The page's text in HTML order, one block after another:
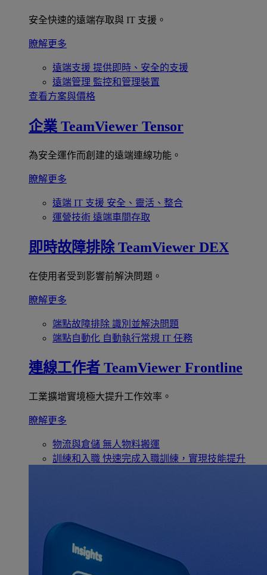
安全快速的遠端存取與 IT 支援。
瞭解更多
遠端支援 提供即時、安全的支援
遠端管理 監控和管理裝置
查看方案與價格
企業 TeamViewer Tensor
為安全運作而創建的遠端連線功能。
瞭解更多
遠端 IT 支援 安全、靈活、整合
運營技術 遠端車間存取
即時故障排除 TeamViewer DEX
在使用者受到影響前解決問題。
瞭解更多
端點故障排除 識別並解決問題
端點自動化 自動執行常規 IT 任務
連線工作者 TeamViewer Frontline
工業擴增實境極大提升工作效率。
瞭解更多
物流與倉儲 無人物料搬運
訓練和入職 快速完成入職訓練，實現技能提升